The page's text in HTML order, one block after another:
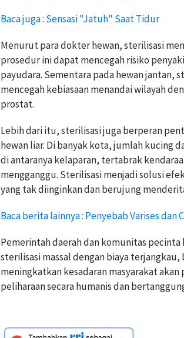
Baca juga : Sensasi "Jatuh" Saat Tidur
Menurut para dokter hewan, sterilisasi
prosedur ini dapat mencegah risiko
payudara. Sementara pada hewan jantan,
mencegah kebiasaan menandai wilayah
prostat.
Lebih dari itu, sterilisasi juga berperan
hewan liar. Di banyak kota, jumlah kucing
di antaranya kelaparan, tertabrak
mengganggu. Sterilisasi menjadi solusi
yang tak diinginkan dan berujung
Baca berita lainnya : Penyebab Varises dan
Pemerintah daerah dan komunitas
sterilisasi massal dengan biaya
meningkatkan kesadaran masyarakat
peliharaan secara humanis dan